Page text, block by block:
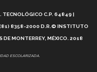
Tec? (video)
Artificial, Paola
TECNOLÓGICO C.P. 64849 |
(81) 8358-2000 D.R.© INSTITUTO
DE MONTERREY, MÉXICO. 2018
ESCOLARIZADA.